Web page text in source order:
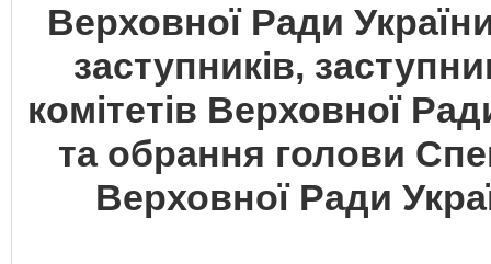
Верховної Ради
заступників,
комітетів Верховної
та обрання голови
Верховної Ради